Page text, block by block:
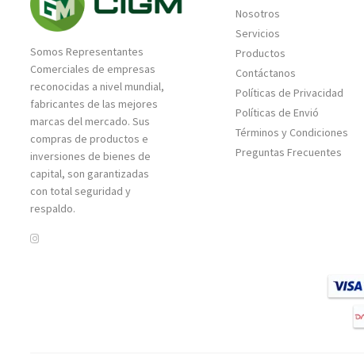
Somos Representantes
Comerciales de empresas
reconocidas a nivel mundial,
fabricantes de las mejores
marcas del mercado. Sus
compras de productos e
inversiones de bienes de
capital, son garantizadas
con total seguridad y
respaldo.
Nosotros
Servicios
Productos
Contáctanos
Políticas de Privacidad
Políticas de Envió
Términos y Condiciones
Preguntas Frecuentes